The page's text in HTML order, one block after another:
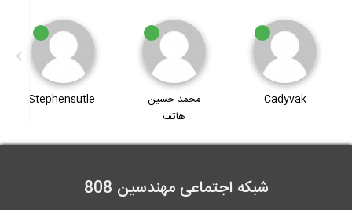
ایده های ساده برای ساختمان های نوآور
محمد حسین
Stephensutle محسن فیروزی
شبکه اجتماعی مهندسین 808